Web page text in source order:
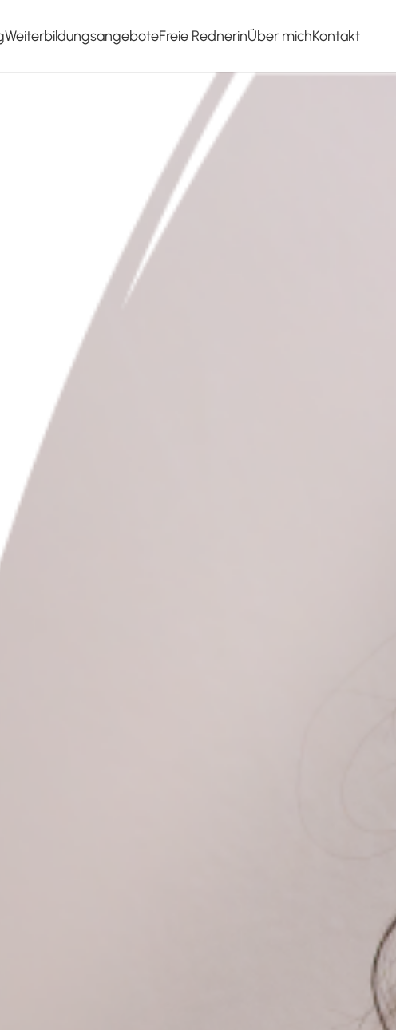
WeiterbildungsangeboteFreie RednerinÜber michKontakt